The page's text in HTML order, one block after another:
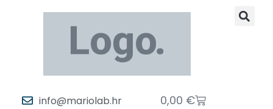
info@mariolab.hr 0,00 €